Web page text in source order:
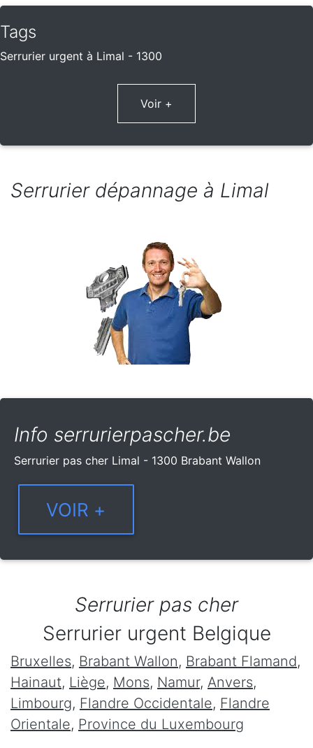
Tags
Serrurier urgent à Limal - 1300
Voir +
Serrurier dépannage à Limal
Info serrurierpascher.be
Serrurier pas cher Limal - 1300 Brabant Wallon
Serrurier pas cher
Serrurier urgent Belgique
Bruxelles, Brabant Wallon, Brabant Flamand,
Hainaut, Liège, Mons, Namur, Anvers,
Limbourg, Flandre Occidentale, Flandre
Orientale, Province du Luxembourg